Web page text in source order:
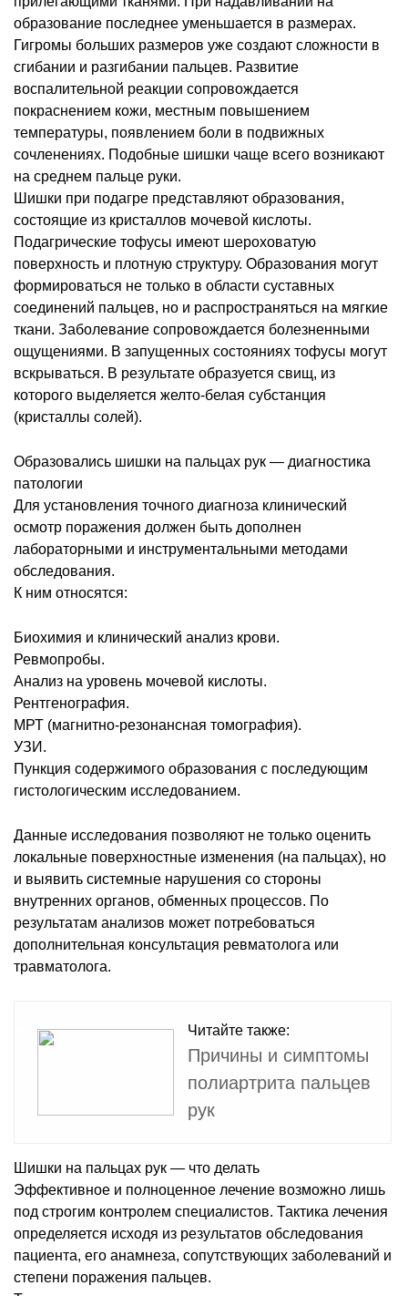
образование последнее уменьшается в размерах.
Гигромы больших размеров уже создают сложности в
сгибании и разгибании пальцев. Развитие
воспалительной реакции сопровождается
покраснением кожи, местным повышением
температуры, появлением боли в подвижных
сочленениях. Подобные шишки чаще всего возникают
на среднем пальце руки.
Шишки при подагре представляют образования,
состоящие из кристаллов мочевой кислоты.
Подагрические тофусы имеют шероховатую
поверхность и плотную структуру. Образования могут
формироваться не только в области суставных
соединений пальцев, но и распространяться на мягкие
ткани. Заболевание сопровождается болезненными
ощущениями. В запущенных состояниях тофусы могут
вскрываться. В результате образуется свищ, из
которого выделяется желто-белая субстанция
(кристаллы солей).
Образовались шишки на пальцах рук — диагностика
патологии
Для установления точного диагноза клинический
осмотр поражения должен быть дополнен
лабораторными и инструментальными методами
обследования.
К ним относятся:
Биохимия и клинический анализ крови.
Ревмопробы.
Анализ на уровень мочевой кислоты.
Рентгенография.
МРТ (магнитно-резонансная томография).
УЗИ.
Пункция содержимого образования с последующим
гистологическим исследованием.
Данные исследования позволяют не только оценить
локальные поверхностные изменения (на пальцах), но
и выявить системные нарушения со стороны
внутренних органов, обменных процессов. По
результатам анализов может потребоваться
дополнительная консультация ревматолога или
травматолога.
Читайте также:
Причины и симптомы
полиартрита пальцев
рук
Шишки на пальцах рук — что делать
Эффективное и полноценное лечение возможно лишь
под строгим контролем специалистов. Тактика лечения
определяется исходя из результатов обследования
пациента, его анамнеза, сопутствующих заболеваний и
степени поражения пальцев.